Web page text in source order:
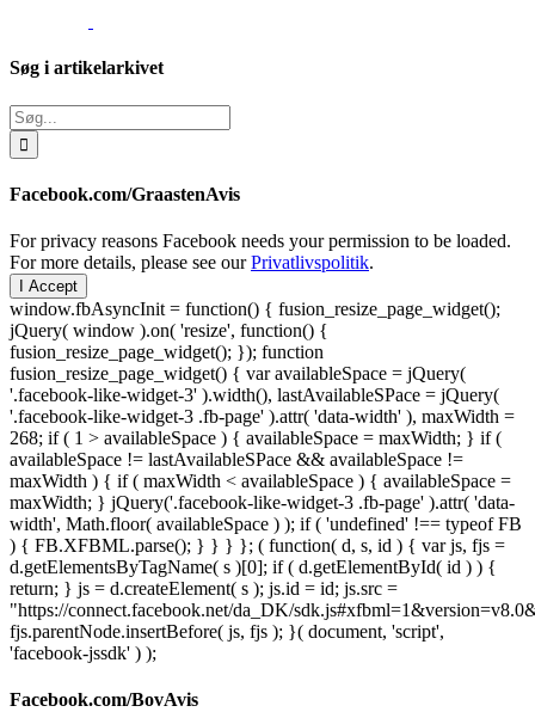
Søg i artikelarkivet
Søg
efter:
Facebook.com/GraastenAvis
For privacy reasons Facebook needs your permission to be loaded.
For more details, please see ourPrivatlivspolitik.
I Accept
window.fbAsyncInit = function() { fusion_resize_page_widget();
jQuery( window ).on( 'resize', function() {
fusion_resize_page_widget(); }); function
fusion_resize_page_widget() { var availableSpace = jQuery(
'.facebook-like-widget-3' ).width(), lastAvailableSPace = jQuery(
'.facebook-like-widget-3 .fb-page' ).attr( 'data-width' ), maxWidth =
268; if ( 1 > availableSpace ) { availableSpace = maxWidth; } if (
availableSpace != lastAvailableSPace && availableSpace !=
maxWidth ) { if ( maxWidth < availableSpace ) { availableSpace =
maxWidth; } jQuery('.facebook-like-widget-3 .fb-page' ).attr( 'data-
width', Math.floor( availableSpace ) ); if ( 'undefined' !== typeof FB
) { FB.XFBML.parse(); } } } }; ( function( d, s, id ) { var js, fjs =
d.getElementsByTagName( s )[0]; if ( d.getElementById( id ) ) {
return; } js = d.createElement( s ); js.id = id; js.src =
"https://connect.facebook.net/da_DK/
fjs.parentNode.insertBefore( js, fjs ); }( document, 'script',
'facebook-jssdk' ) );
Facebook.com/BovAvis